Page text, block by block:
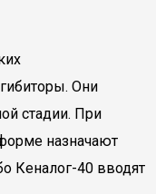
Они
стадии. При
назначают
Кеналог-40 вводят